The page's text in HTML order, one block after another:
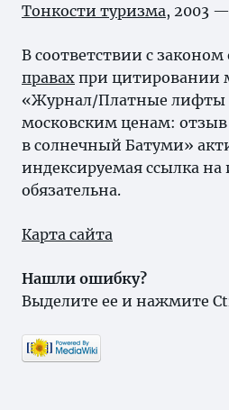
Тонкости туризма, 2003
В соответствии с законом
правах при цитировании
«Журнал/Платные лифты
московским ценам: отзыв
в солнечный Батуми»
индексируемая ссылка на
обязательна.
Карта сайта
Нашли ошибку?
Выделите ее и нажмите